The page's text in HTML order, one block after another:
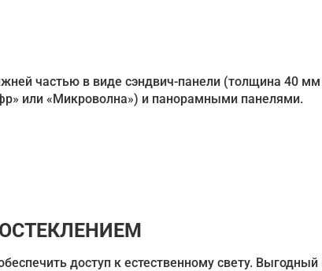
частью в виде сэндвич-панели (толщина 40 мм
или «Микроволна») и панорамными панелями.
доступ к естественному свету. Выгодный